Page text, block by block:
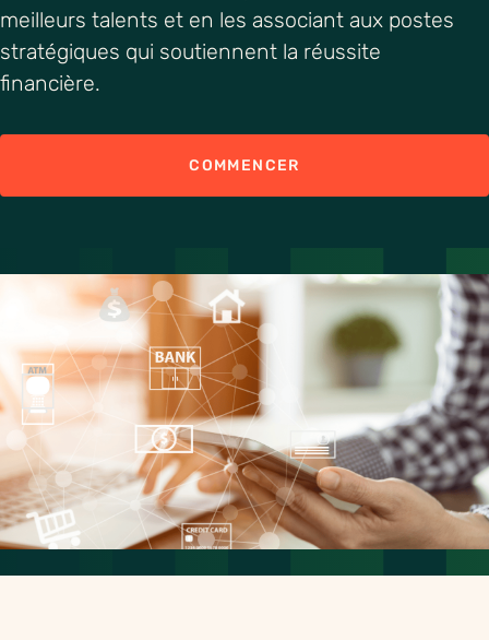
meilleurs talents et en les associant aux postes
stratégiques qui soutiennent la réussite
financière.
COMMENCER